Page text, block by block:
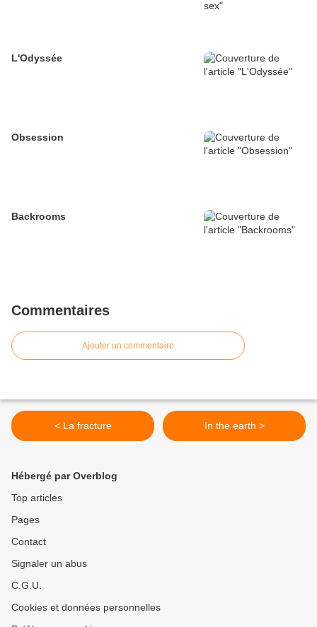
L'Odyssée
Obsession
Backrooms
Commentaires
Ajouter un commentaire
< La fracture In the earth >
Hébergé par Overblog
Top articles
Pages
Contact
Signaler un abus
C.G.U.
Cookies et données personnelles